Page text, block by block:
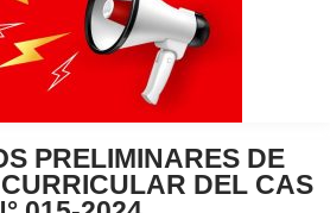
PRELIMINARES DE
DEL CAS